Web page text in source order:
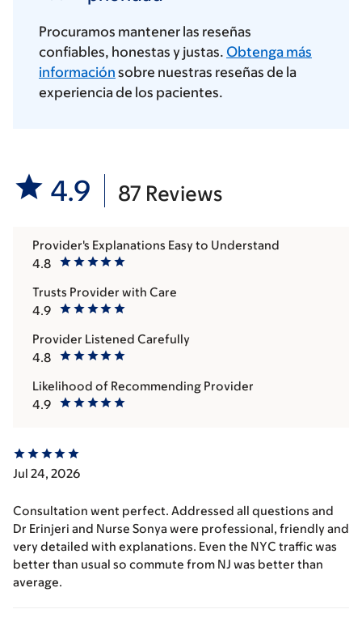
Procuramos mantener las reseñas
confiables, honestas y justas. Obtenga más
información sobre nuestras reseñas de la
experiencia de los pacientes.
4.9 87 Reviews
4.8
Provider's Explanations Easy to Understand
4.9
Trusts Provider with Care
4.8
Provider Listened Carefully
4.9
Likelihood of Recommending Provider
Jul 24, 2026
Consultation went perfect. Addressed all questions and
Dr Erinjeri and Nurse Sonya were professional, friendly and
very detailed with explanations. Even the NYC traffic was
better than usual so commute from NJ was better than
average.